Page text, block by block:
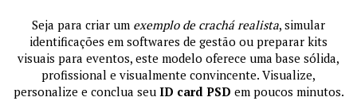
Seja para criar um exemplo de crachá realista, simular
identificações em softwares de gestão ou preparar kits
visuais para eventos, este modelo oferece uma base sólida,
profissional e visualmente convincente. Visualize,
personalize e conclua seu ID card PSD em poucos minutos.